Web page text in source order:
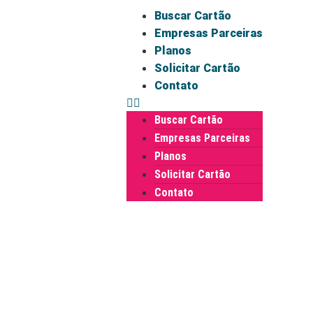
Buscar Cartão
Empresas Parceiras
Planos
Solicitar Cartão
Contato
Buscar Cartão
Empresas Parceiras
Planos
Solicitar Cartão
Contato